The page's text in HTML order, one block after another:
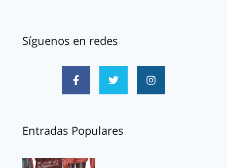
Síguenos en redes
Entradas Populares